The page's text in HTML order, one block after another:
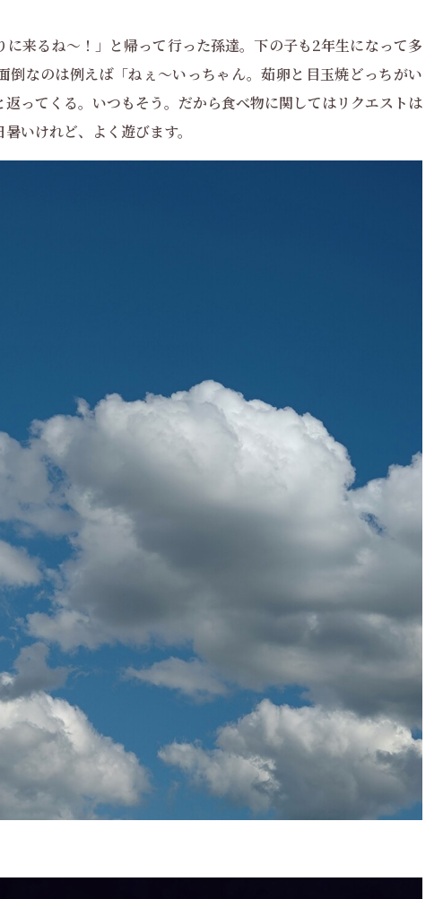
に来るね〜！」と帰って行った孫達。下の子も2年生になって多
倒なのは例えば「ねぇ～いっちゃん。茹卵と目玉焼どっちがい
ってくる。いつもそう。だから食べ物に関してはリクエストは
いけれど、よく遊びます。